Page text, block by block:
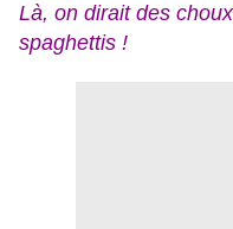
Là, on dirait des
spaghettis !